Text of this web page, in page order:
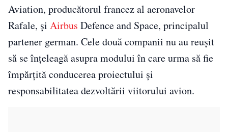
Aviation, producătorul francez al aeronavelor
Rafale, și Airbus Defence and Space, principalul
partener german. Cele două companii nu au reușit
să se înțeleagă asupra modului în care urma să fie
împărțită conducerea proiectului și
responsabilitatea dezvoltării viitorului avion.